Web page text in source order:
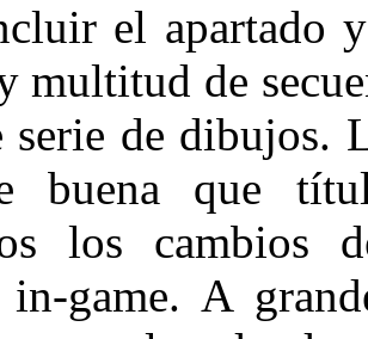
el apartado
multitud de
serie de dibujos.
buena que
los cambios
in-game. A